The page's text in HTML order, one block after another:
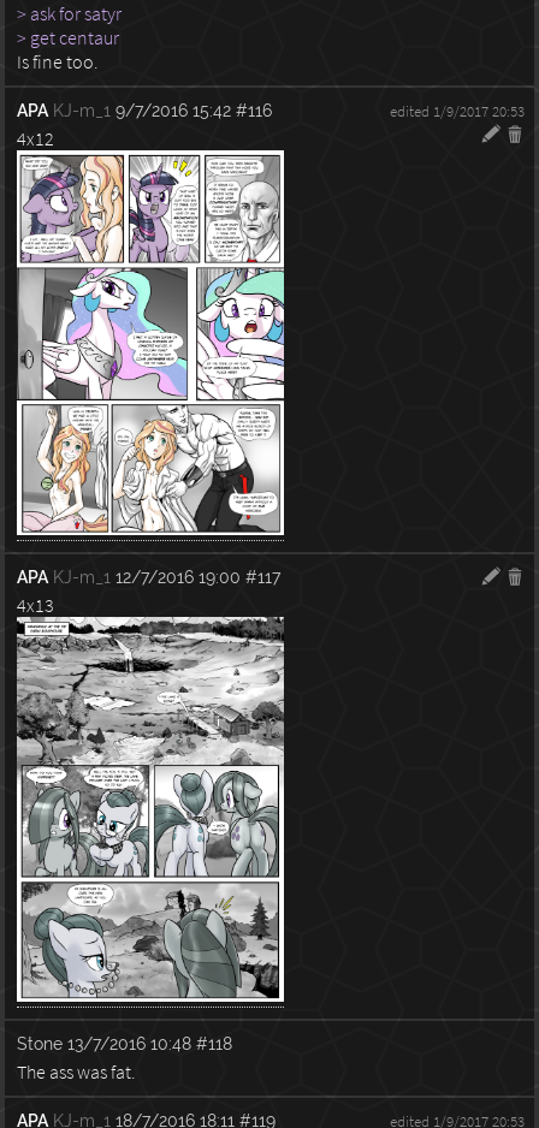
> ask for satyr
> get centaur
Is fine too.
APA KJ-m_1 9/7/2016 15:42 #116 edited 1/9/2017 20:53
4x12
APA KJ-m_1 12/7/2016 19:00 #117
4x13
Stone 13/7/2016 10:48 #118
The ass was fat.
APA KJ-m_1 18/7/2016 18:11 #119 edited 1/9/2017 20:53